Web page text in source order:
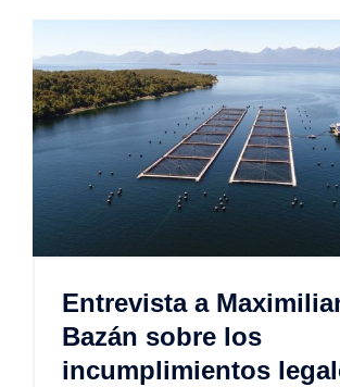
Entrevista a
Bazán sobre los
incumplimientos